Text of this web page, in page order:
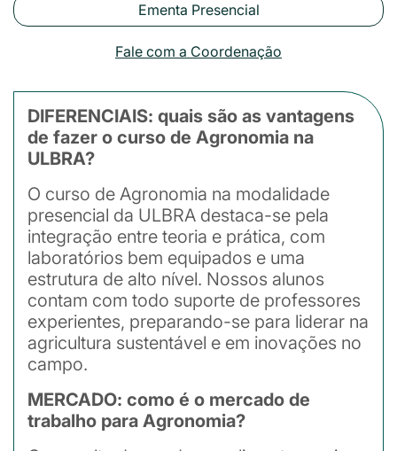
Ementa Presencial
Fale com a Coordenação
DIFERENCIAIS: quais são as vantagens
de fazer o curso de Agronomia na
ULBRA?
O curso de Agronomia na modalidade
presencial da ULBRA destaca-se pela
integração entre teoria e prática, com
laboratórios bem equipados e uma
estrutura de alto nível. Nossos alunos
contam com todo suporte de professores
experientes, preparando-se para liderar na
agricultura sustentável e em inovações no
campo.
MERCADO: como é o mercado de
trabalho para Agronomia?